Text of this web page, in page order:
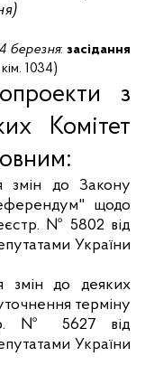
березня:засідання
1034)
з
Комітет
змін до Закону
щодо
№ 5802 від
України
змін до деяких
терміну
№ 5627 від
України